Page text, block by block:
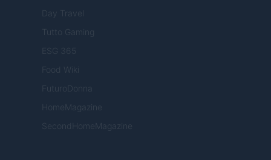
Day Travel
Tutto Gaming
ESG 365
Food Wiki
FuturoDonna
HomeMagazine
SecondHomeMagazine